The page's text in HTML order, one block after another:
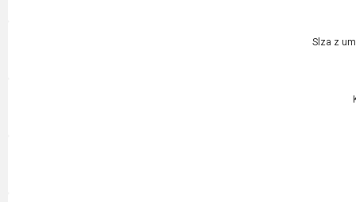
Slza z